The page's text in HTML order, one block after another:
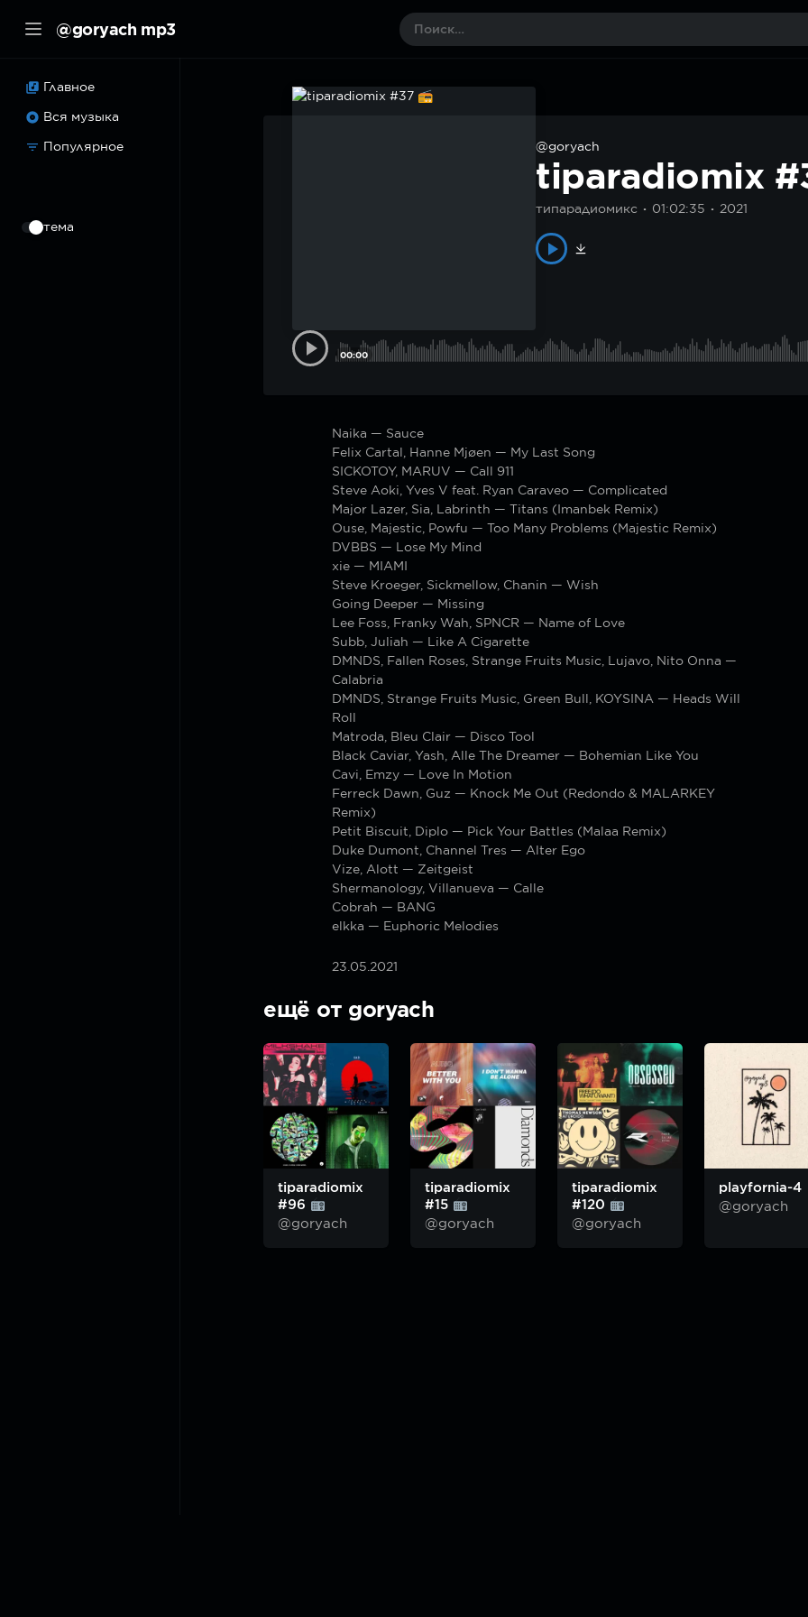
@goryach mp3
Главное
Вся музыка
Популярное
тема
@goryach
tiparadiomix
типарадиомикс 01:02:35 2021
00:00
Naika — Sauce
Felix Cartal, Hanne Mjøen — My Last Song
SICKOTOY, MARUV — Call 911
Steve Aoki, Yves V feat. Ryan Caraveo — Complicated
Major Lazer, Sia, Labrinth — Titans (Imanbek Remix)
Ouse, Majestic, Powfu — Too Many Problems (Majestic Remix)
DVBBS — Lose My Mind
xie — MIAMI
Steve Kroeger, Sickmellow, Chanin — Wish
Going Deeper — Missing
Lee Foss, Franky Wah, SPNCR — Name of Love
Subb, Juliah — Like A Cigarette
DMNDS, Fallen Roses, Strange Fruits Music, Lujavo, Nito Onna —
Calabria
DMNDS, Strange Fruits Music, Green Bull, KOYSINA — Heads Will
Roll
Matroda, Bleu Clair — Disco Tool
Black Caviar, Yash, Alle The Dreamer — Bohemian Like You
Cavi, Emzy — Love In Motion
Ferreck Dawn, Guz — Knock Me Out (Redondo & MALARKEY
Remix)
Petit Biscuit, Diplo — Pick Your Battles (Malaa Remix)
Duke Dumont, Channel Tres — Alter Ego
Vize, Alott — Zeitgeist
Shermanology, Villanueva — Calle
Cobrah — BANG
elkka — Euphoric Melodies
23.05.2021
ещё от goryach
tiparadiomix
#96
@goryach
tiparadiomix
#15
@goryach
tiparadiomix
#120
@goryach
playfornia-4
@goryach